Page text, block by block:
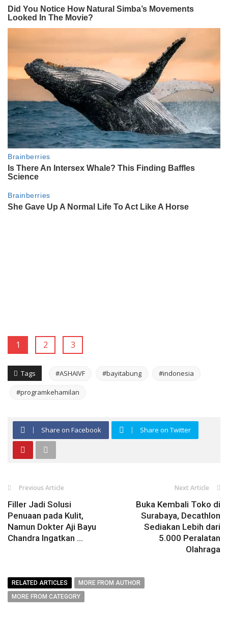
1 2 3
Tags #ASHAIVF #bayitabung #indonesia
#programkehamilan
Share on Facebook Share on Twitter
Previous Article
Filler Jadi Solusi
Penuaan pada Kulit,
Namun Dokter Aji Bayu
Chandra Ingatkan ...
Next Article
Buka Kembali Toko di
Surabaya, Decathlon
Sediakan Lebih dari
5.000 Peralatan
Olahraga
RELATED ARTICLES
MORE FROM AUTHOR
MORE FROM CATEGORY